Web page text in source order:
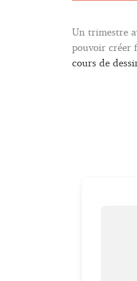
Un trimestre
pouvoir créer
cours de